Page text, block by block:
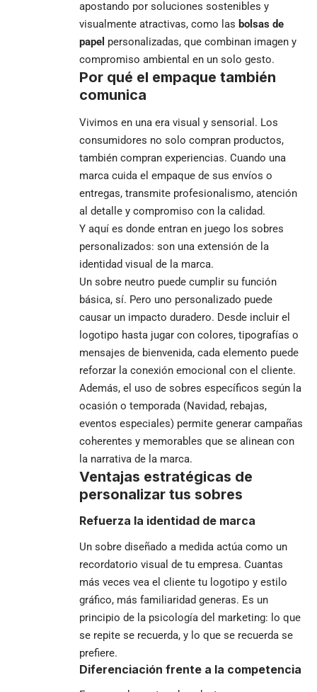
apostando por soluciones sostenibles y
visualmente atractivas, como las bolsas de
papel personalizadas, que combinan imagen y
compromiso ambiental en un solo gesto.
Por qué el empaque también
comunica
Vivimos en una era visual y sensorial. Los
consumidores no solo compran productos,
también compran experiencias. Cuando una
marca cuida el empaque de sus envíos o
entregas, transmite profesionalismo, atención
al detalle y compromiso con la calidad.
Y aquí es donde entran en juego los sobres
personalizados: son una extensión de la
identidad visual de la marca.
Un sobre neutro puede cumplir su función
básica, sí. Pero uno personalizado puede
causar un impacto duradero. Desde incluir el
logotipo hasta jugar con colores, tipografías o
mensajes de bienvenida, cada elemento puede
reforzar la conexión emocional con el cliente.
Además, el uso de sobres específicos según la
ocasión o temporada (Navidad, rebajas,
eventos especiales) permite generar campañas
coherentes y memorables que se alinean con
la narrativa de la marca.
Ventajas estratégicas de
personalizar tus sobres
Refuerza la identidad de marca
Un sobre diseñado a medida actúa como un
recordatorio visual de tu empresa. Cuantas
más veces vea el cliente tu logotipo y estilo
gráfico, más familiaridad generas. Es un
principio de la psicología del marketing: lo que
se repite se recuerda, y lo que se recuerda se
prefiere.
Diferenciación frente a la competencia